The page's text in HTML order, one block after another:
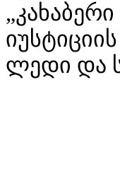
ლედი და